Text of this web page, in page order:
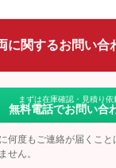
に関するお問い合
まずは在庫確認・見積り依
無料電話でお問い合
何度もご連絡が届くこ
せん。